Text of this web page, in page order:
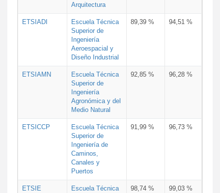
Arquitectura
ETSIADI
Escuela Técnica
Superior de
Ingeniería
Aeroespacial y
Diseño Industrial
89,39 % 94,51 %
ETSIAMN
Escuela Técnica
Superior de
Ingeniería
Agronómica y del
Medio Natural
92,85 % 96,28 %
ETSICCP
Escuela Técnica
Superior de
Ingeniería de
Caminos,
Canales y
Puertos
91,99 % 96,73 %
ETSIE
Escuela Técnica
98,74 % 99,03 %